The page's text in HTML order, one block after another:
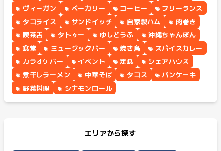
ヴィーガン
ベーカリー コーヒー
フリーランス
タコライス
サンドイッチ 自家製ハム
肉巻き
喫茶店
タトゥー ゆしどうふ
沖縄ちゃんぽん
食堂
ミュージックバー 焼き鳥
スパイスカレー
カラオケバー
イベント 定食
シェアハウス
煮干しラーメン
中華そば タコス
パンケーキ
野菜料理
シナモンロール
エリアから探す